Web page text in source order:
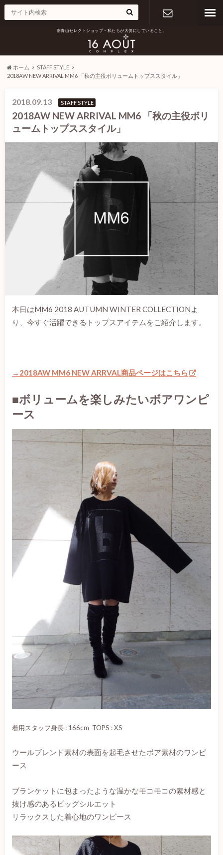
南青山セレクトショップ – 私たちが大切にしていること。
ホーム
STAFF STYLE
2018AW NEW ARRIVAL MM6 「秋の主役ボリュームトップススタイル」
2018.09.13 STAFF STYLE
2018AW NEW ARRIVAL MM6 「秋の主役ボリ
ュームトップススタイル」
本日はMM6 2018 AUTUMN WINTER COLLECTIONよ
り、今すぐ活躍できるトップスアイテムをご紹介します。
→2018AW MM6 NEW ARRVAL商品ページはこちら
■ボリュームを楽しみたいボアワンピ
ース
着用スタッフ身長 : 166cm TOPS : XS
ウールブレンド素材の表面を起毛させたボア素材のワンピ
ース
ブランケットに包まったような温かなモコモコの素材感と
抜け感のあるビッグシルエット
リラックスした着心地のワンピース